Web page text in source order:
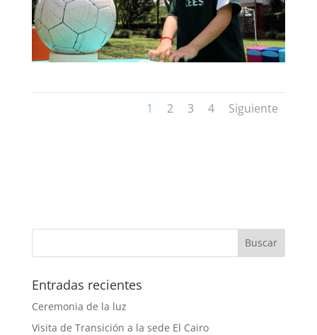
1 2 3 4 Siguiente
Entradas recientes
Ceremonia de la luz
Visita de Transición a la sede El Cairo